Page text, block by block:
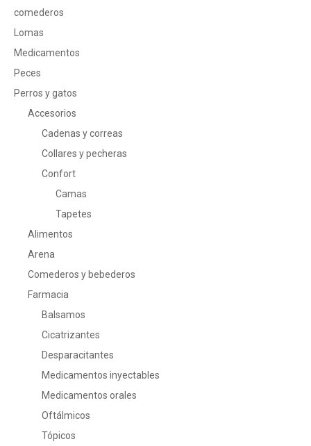
comederos
Lomas
Medicamentos
Peces
Perros y gatos
Accesorios
Cadenas y correas
Collares y pecheras
Confort
Camas
Tapetes
Alimentos
Arena
Comederos y bebederos
Farmacia
Balsamos
Cicatrizantes
Desparacitantes
Medicamentos inyectables
Medicamentos orales
Oftálmicos
Tópicos